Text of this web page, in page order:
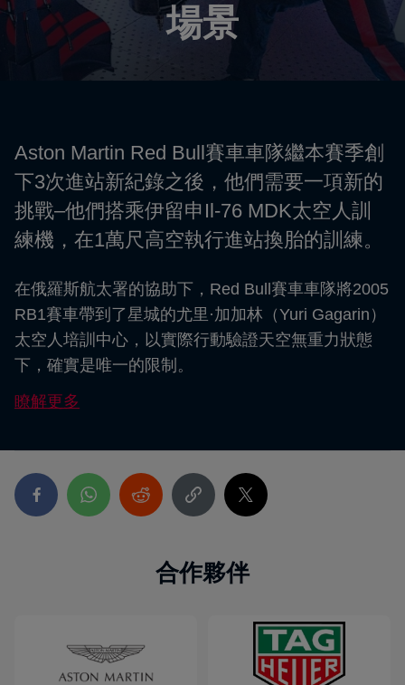
場景
Aston Martin Red Bull賽車車隊繼本賽季創
下3次進站新紀錄之後，他們需要一項新的
挑戰–他們搭乘伊留申Il-76 MDK太空人訓
練機，在1萬尺高空執行進站換胎的訓練。
在俄羅斯航太署的協助下，Red Bull賽車車隊將2005
RB1賽車帶到了星城的尤里·加加林（Yuri Gagarin）
太空人培訓中心，以實際行動驗證天空無重力狀態
下，確實是唯一的限制。
瞭解更多
合作夥伴